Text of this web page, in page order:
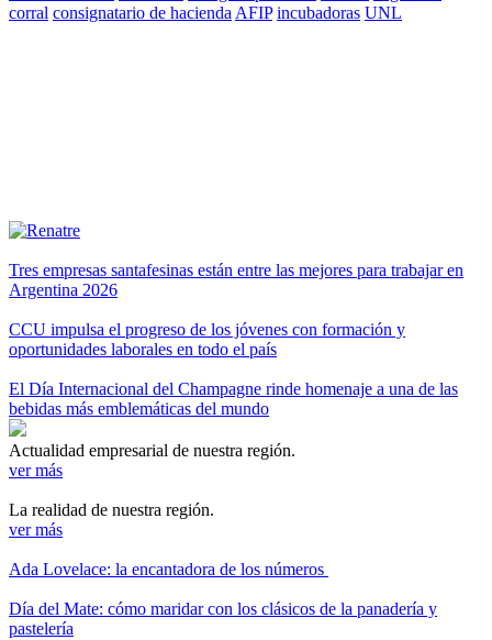
corral consignatario de hacienda AFIP incubadoras UNL
Tres empresas santafesinas están entre las mejores para trabajar en
Argentina 2026
CCU impulsa el progreso de los jóvenes con formación y
oportunidades laborales en todo el país
El Día Internacional del Champagne rinde homenaje a una de las
bebidas más emblemáticas del mundo
Actualidad empresarial de nuestra región.
ver más
La realidad de nuestra región.
ver más
Ada Lovelace: la encantadora de los números
Día del Mate: cómo maridar con los clásicos de la panadería y
pastelería